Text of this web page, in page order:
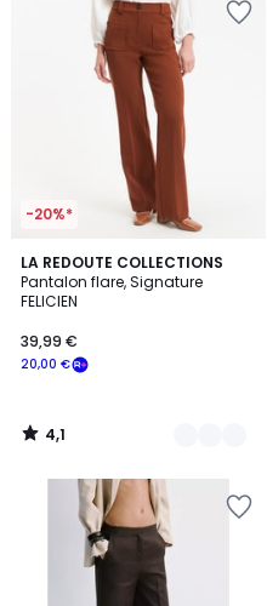
-20%*
LA REDOUTE COLLECTIONS
Pantalon flare, Signature
FELICIEN
20,00 €
39,99 €
4,1
/ 5
3
Couleurs
4,1
/